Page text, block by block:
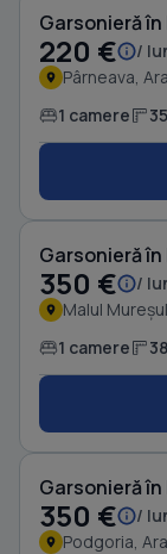
Garsonieră
220 € /
Pârneava,
1 camere
Garsonieră
350 € /
Malul
1 camere
Garsonieră
350 € /
Podgoria,